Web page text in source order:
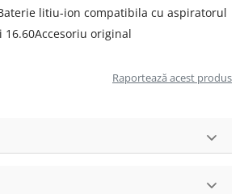
Baterie litiu-ion compatibila cu aspiratorul
16.60Accesoriu original
Raportează acest produs